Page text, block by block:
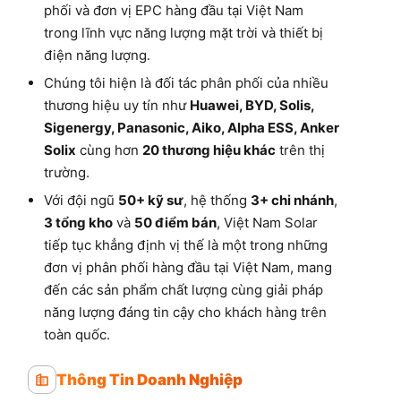
phối và đơn vị EPC hàng đầu tại Việt Nam
trong lĩnh vực năng lượng mặt trời và thiết bị
điện năng lượng.
Chúng tôi hiện là đối tác phân phối của nhiều
thương hiệu uy tín như Huawei, BYD, Solis,
Sigenergy, Panasonic, Aiko, Alpha ESS, Anker
Solix cùng hơn 20 thương hiệu khác trên thị
trường.
Với đội ngũ 50+ kỹ sư, hệ thống 3+ chi nhánh,
3 tổng kho và 50 điểm bán, Việt Nam Solar
tiếp tục khẳng định vị thế là một trong những
đơn vị phân phối hàng đầu tại Việt Nam, mang
đến các sản phẩm chất lượng cùng giải pháp
năng lượng đáng tin cậy cho khách hàng trên
toàn quốc.
Thông Tin Doanh Nghiệp